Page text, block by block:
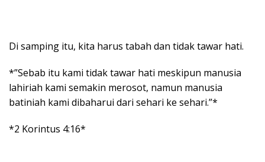
Di samping itu, kita harus tabah dan tidak tawar hati.
*”Sebab itu kami tidak tawar hati meskipun manusia
lahiriah kami semakin merosot, namun manusia
batiniah kami dibaharui dari sehari ke sehari.”*
*2 Korintus 4:16*